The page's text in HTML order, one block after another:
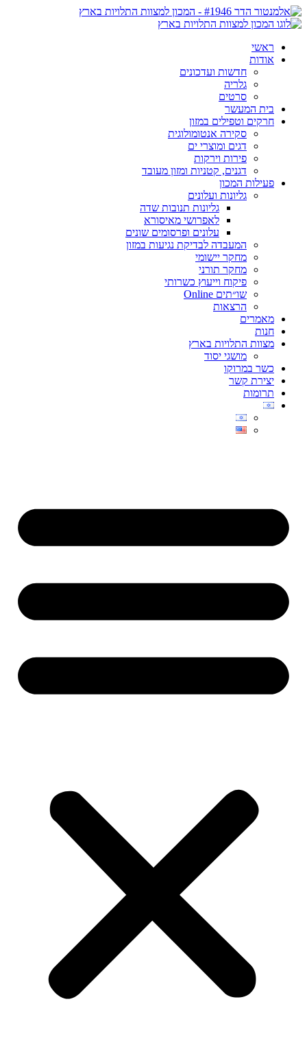
ראשי
אודות
חדשות ועדכונים
גלריה
סרטים
בית המעשר
חרקים וטפילים במזון
סקירה אנטומולוגית
דגים ומוצרי ים
פירות וירקות
דגנים, קטניות ומזון מעובד
פעילות המכון
גליונות ועלונים
גליונות תנובות שדה
לאפרושי מאיסורא
עלונים ופרסומים שונים
המעבדה לבדיקת נגיעות במזון
מחקר יישומי
מחקר תורני
פיקוח וייעוץ כשרותי
שו״תים Online
הרצאות
מאמרים
חנות
מצוות התלויות בארץ
מושגי יסוד
כשר במרוקו
יצירת קשר
תרומות